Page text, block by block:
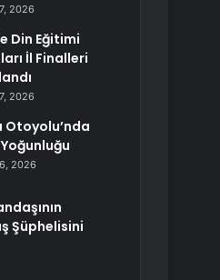
2026
Din Eğitimi
İl Finalleri
2026
Otoyolu’nda
2026
Şüphelisini